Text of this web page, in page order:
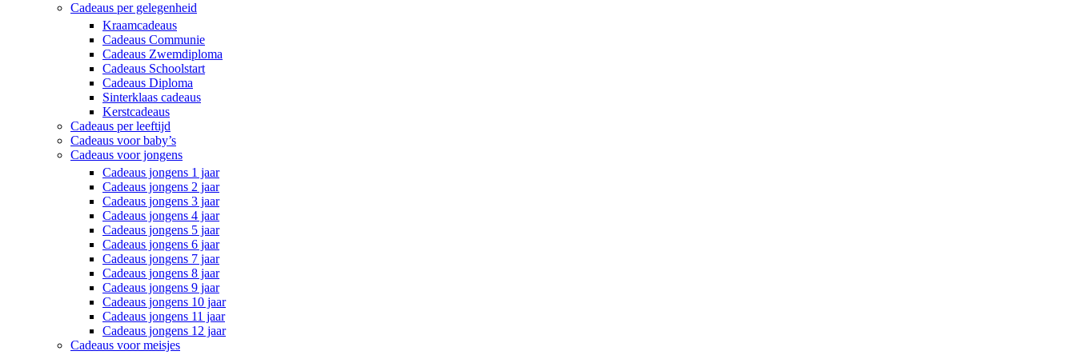
Cadeaus per gelegenheid
Kraamcadeaus
Cadeaus Communie
Cadeaus Zwemdiploma
Cadeaus Schoolstart
Cadeaus Diploma
Sinterklaas cadeaus
Kerstcadeaus
Cadeaus per leeftijd
Cadeaus voor baby’s
Cadeaus voor jongens
Cadeaus jongens 1 jaar
Cadeaus jongens 2 jaar
Cadeaus jongens 3 jaar
Cadeaus jongens 4 jaar
Cadeaus jongens 5 jaar
Cadeaus jongens 6 jaar
Cadeaus jongens 7 jaar
Cadeaus jongens 8 jaar
Cadeaus jongens 9 jaar
Cadeaus jongens 10 jaar
Cadeaus jongens 11 jaar
Cadeaus jongens 12 jaar
Cadeaus voor meisjes